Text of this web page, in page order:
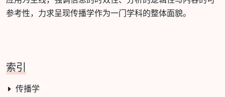
参考性，力求呈现传播学作为一门学科的整体面貌。
索引
传播学